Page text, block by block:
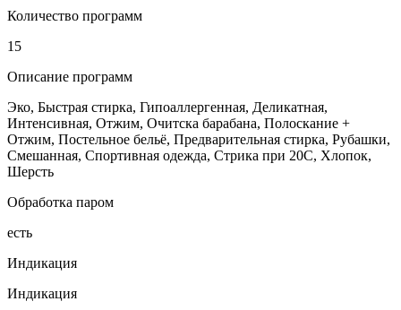
Количество программ
15
Описание программ
Эко, Быстрая стирка, Гипоаллергенная, Деликатная,
Интенсивная, Отжим, Очитска барабана, Полоскание +
Отжим, Постельное бельё, Предварительная стирка, Рубашки,
Смешанная, Спортивная одежда, Стрика при 20С, Хлопок,
Шерсть
Обработка паром
есть
Индикация
Индикация